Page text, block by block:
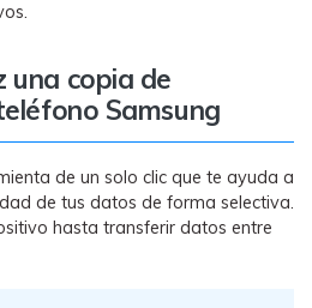
una copia de
Samsung
de un solo clic que te ayuda a
de tus datos de forma selectiva.
hasta transferir datos entre